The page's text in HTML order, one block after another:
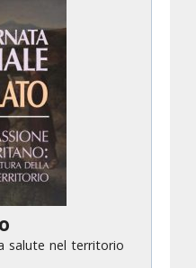
salute nel territorio